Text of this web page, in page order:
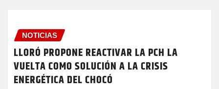
NOTICIAS
LLORÓ PROPONE REACTIVAR LA PCH LA
VUELTA COMO SOLUCIÓN A LA CRISIS
ENERGÉTICA DEL CHOCÓ